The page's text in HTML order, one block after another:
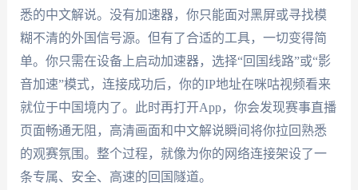
悉的中文解说。没有加速器，你只能面对黑屏或寻找模
糊不清的外国信号源。但有了合适的工具，一切变得简
单。你只需在设备上启动加速器，选择“回国线路”或“影
音加速”模式，连接成功后，你的IP地址在咪咕视频看来
就位于中国境内了。此时再打开App，你会发现赛事直播
页面畅通无阻，高清画面和中文解说瞬间将你拉回熟悉
的观赛氛围。整个过程，就像为你的网络连接架设了一
条专属、安全、高速的回国隧道。